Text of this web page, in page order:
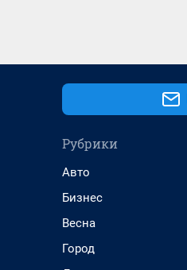
Рубрики
Авто
Бизнес
Весна
Город